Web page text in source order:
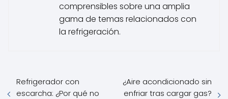
comprensibles sobre una amplia
gama de temas relacionados con
la refrigeración.
Refrigerador con
escarcha: ¿Por qué no
¿Aire acondicionado sin
enfriar tras cargar gas?